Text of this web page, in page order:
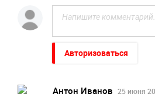
Авторизоваться
Антон Иванов 25 июня